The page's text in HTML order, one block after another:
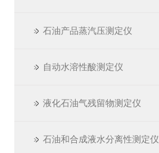
石油产品蒸汽压测定仪
自动水溶性酸测定仪
液化石油气残留物测定仪
石油和合成液水分离性测定仪